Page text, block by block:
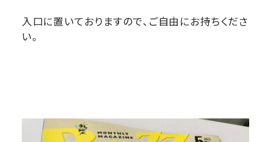
入口に置いておりますので、ご自由にお持ちくださ
い。